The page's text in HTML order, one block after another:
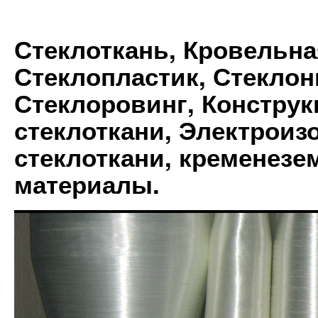
Стеклоткань,
Стеклопластик,
Стеклоровинг,
стеклоткани,
стеклоткани,
материалы.